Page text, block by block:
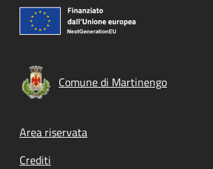
Comune di Martinengo
Footer menu
Area riservata
Crediti